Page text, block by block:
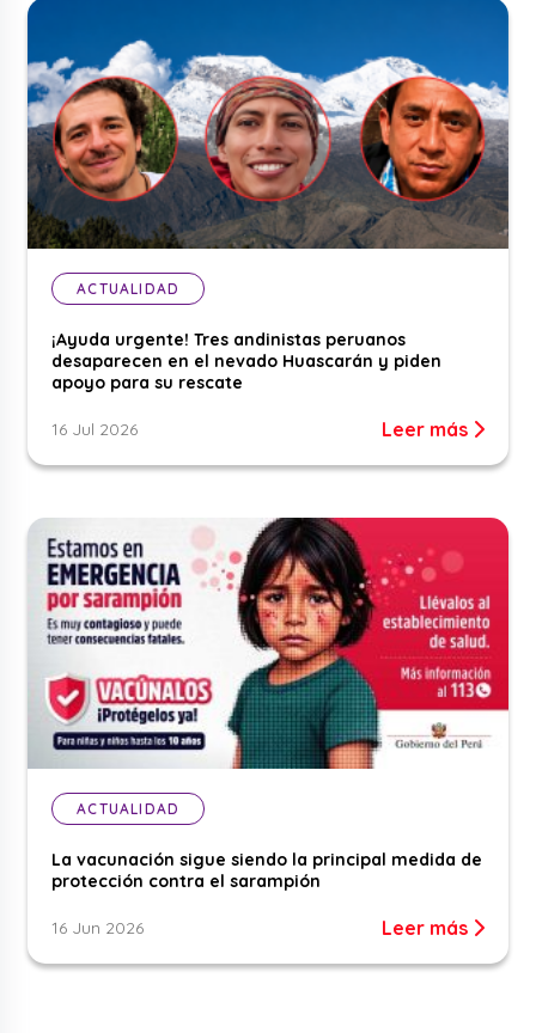
ACTUALIDAD
¡Ayuda urgente! Tres andinistas peruanos
desaparecen en el nevado Huascarán y piden
apoyo para su rescate
16 Jul 2026 Leer más
ACTUALIDAD
La vacunación sigue siendo la principal medida de
protección contra el sarampión
16 Jun 2026 Leer más